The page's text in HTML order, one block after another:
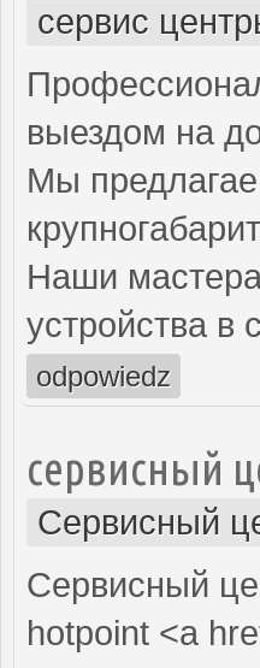
сервис
выездом на
Мы
Наши мастера
устройства в
odpowiedz
сервисный
Сервисный
Сервисный
hоtpoint <a